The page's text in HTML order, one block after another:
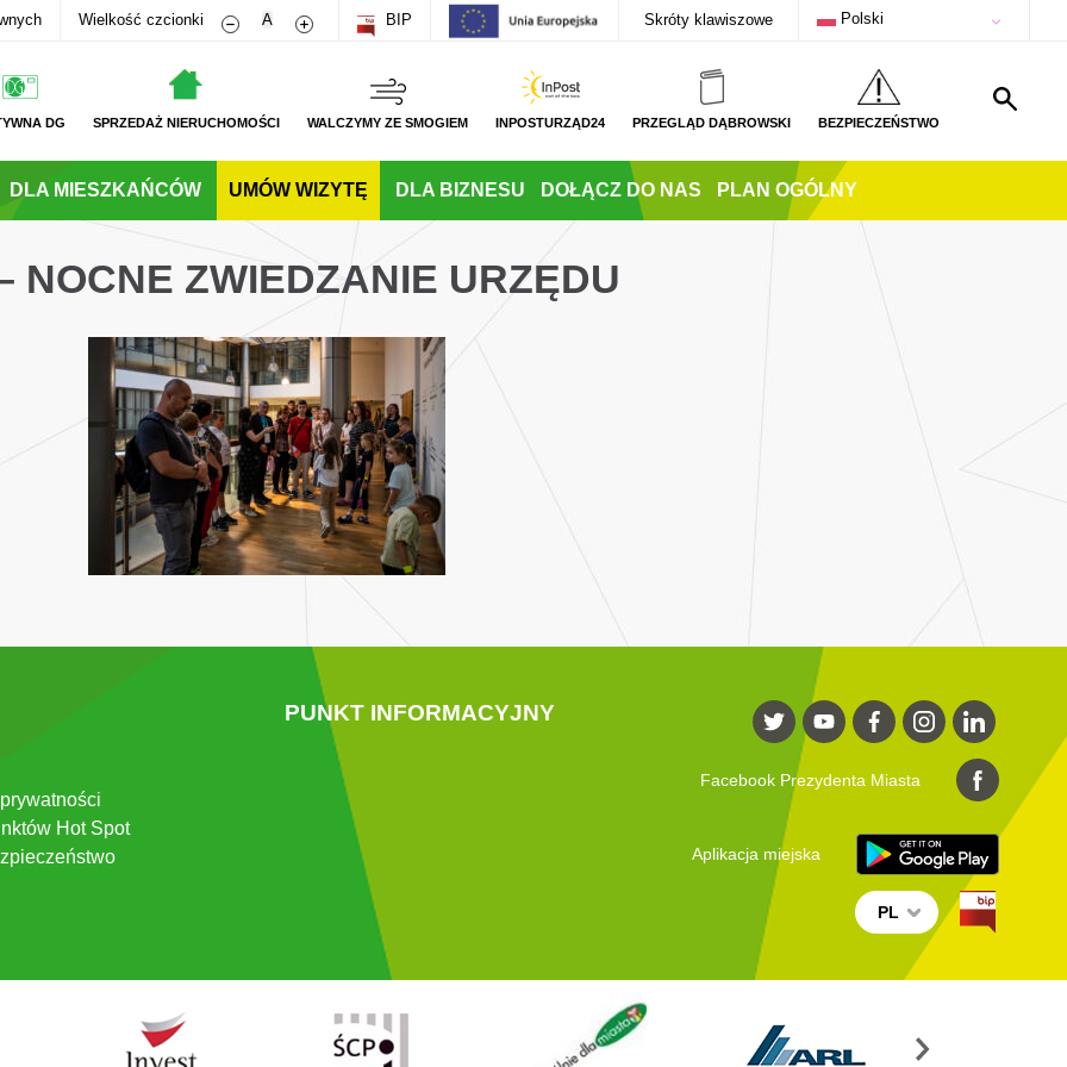
Wielkość czcionki Zmniejsz rozmiar czcionki
A Zwiększ rozmiar czcionki
BIP Skróty klawiszowe Polski
DG SPRZEDAŻ NIERUCHOMOŚCI WALCZYMY ZE SMOGIEM INPOSTURZĄD24 PRZEGLĄD DĄBROWSKI BEZPIECZEŃSTWO
DLA MIESZKAŃCÓW UMÓW WIZYTĘ DLA BIZNESU DOŁĄCZ DO NAS PLAN OGÓLNY
NOCNE ZWIEDZANIE URZĘDU
Hot Spot
PUNKT INFORMACYJNY
Facebook Prezydenta Miasta
Aplikacja miejska
PL